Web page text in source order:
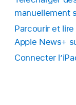
manuellement
Parcourir et
Apple News+
Connecter